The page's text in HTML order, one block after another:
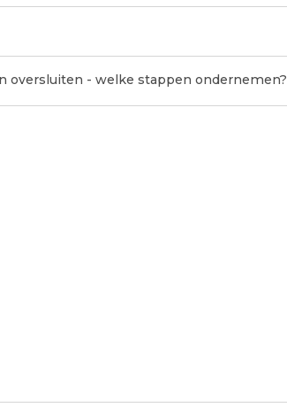
oversluiten - welke stappen ondernemen?